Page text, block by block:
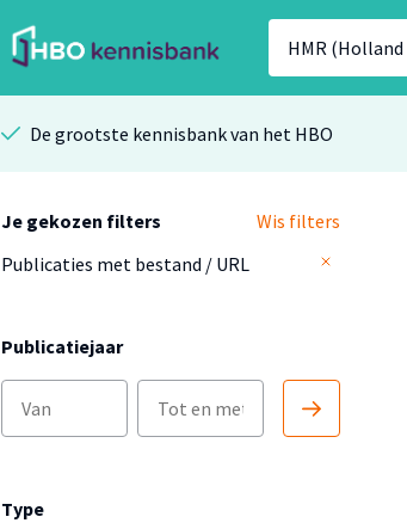
De grootste kennisbank van het HBO
Je gekozen filters
Wis filters
Publicaties met bestand / URL
Publicatiejaar
Type